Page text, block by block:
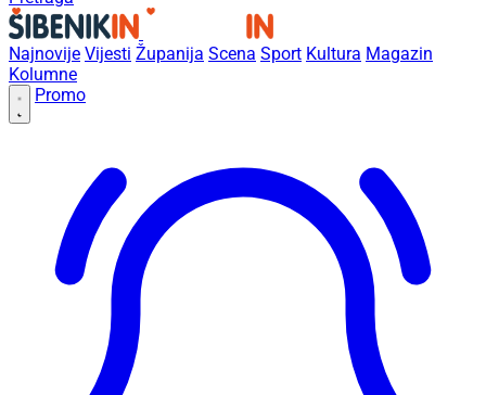
Najnovije Vijesti Županija Scena Sport Kultura Magazin
Kolumne
Promo